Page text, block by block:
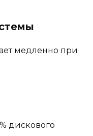
медленно при
дискового